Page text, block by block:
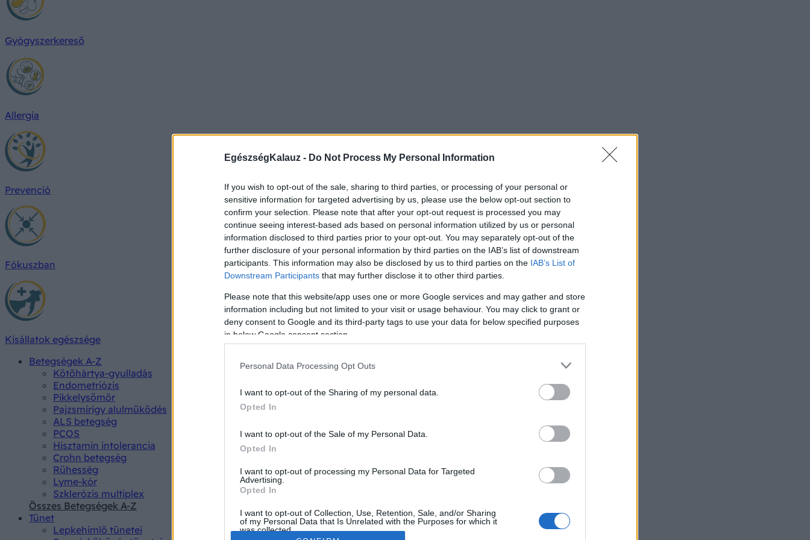
EgészségKalauz - Do Not Process My Personal Information
If you wish to opt-out of the sale, sharing to third parties, or processing of your personal or
sensitive information for targeted advertising by us, please use the below opt-out section to
confirm your selection. Please note that after your opt-out request is processed you may
continue seeing interest-based ads based on personal information utilized by us or personal
information disclosed to third parties prior to your opt-out. You may separately opt-out of the
further disclosure of your personal information by third parties on the IAB’s list of downstream
participants. This information may also be disclosed by us to third parties on the IAB’s List of
Downstream Participants that may further disclose it to other third parties.
Please note that this website/app uses one or more Google services and may gather and store
information including but not limited to your visit or usage behaviour. You may click to grant or
deny consent to Google and its third-party tags to use your data for below specified purposes
in below Google consent section.
Personal Data Processing Opt Outs
I want to opt-out of the Sharing of my personal data.
Opted In
I want to opt-out of the Sale of my Personal Data.
Opted In
I want to opt-out of processing my Personal Data for Targeted
Advertising.
Opted In
I want to opt-out of Collection, Use, Retention, Sale, and/or Sharing
of my Personal Data that Is Unrelated with the Purposes for which it
was collected.
Gyógyszerkereső
Allergia
Prevenció
Fókuszban
Kisállatok egészsége
Betegségek A-Z
Kötőhártya-gyulladás
Endometriózis
Pikkelysömör
Pajzsmirigy alulműködés
ALS betegség
PCOS
Hisztamin intolerancia
Crohn betegség
Rühesség
Lyme-kór
Szklerózis multiplex
Összes Betegségek A-Z
Tünet
Lepkehimlő tünetei